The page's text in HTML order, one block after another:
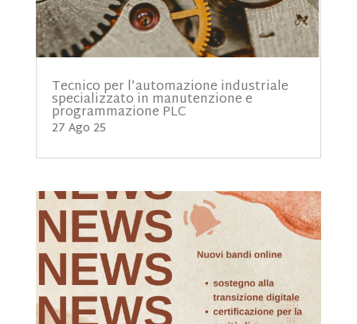
Tecnico per l’automazione industriale
specializzato in manutenzione e
programmazione PLC
27 Ago 25